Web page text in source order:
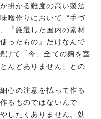
掛かる難度の高い製法
噌作りにおいて〝手づ
『厳選した国内の素材
ったもの』だけなんで
けて「今、全ての麹を室
んどありません」との
心の注意を払って作る
るものではないんで
したくありません。効